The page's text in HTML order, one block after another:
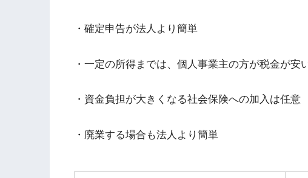
・確定申告が法人より簡単
・一定の所得までは、個人事業主の方が税金が安
・資金負担が大きくなる社会保険への加入は任意
・廃業する場合も法人より簡単